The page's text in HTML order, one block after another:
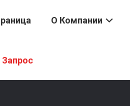
О Компании